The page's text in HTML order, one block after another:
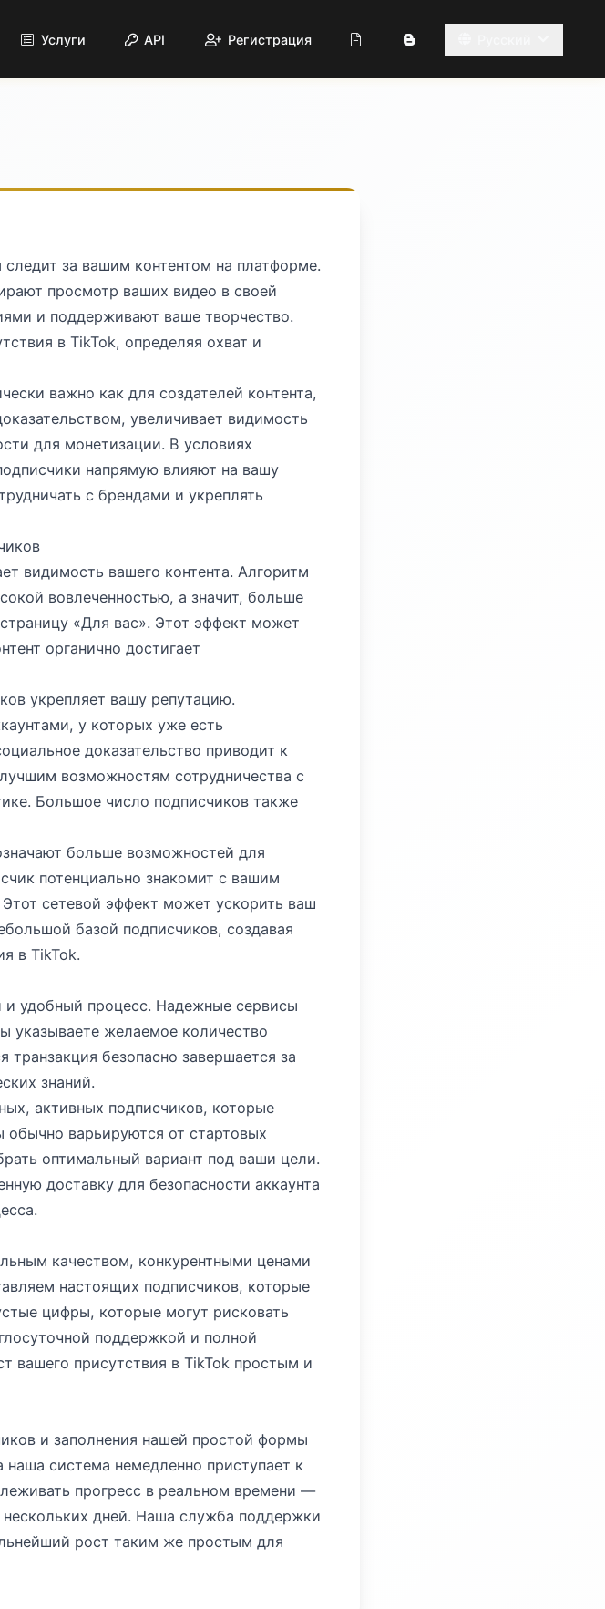
Услуги API Регистрация
за вашим контентом на платформе.
просмотр ваших видео в своей
и поддерживают ваше творчество.
в TikTok, определяя охват и
важно как для создателей контента,
увеличивает видимость
для монетизации. В условиях
напрямую влияют на вашу
с брендами и укреплять
видимость вашего контента. Алгоритм
вовлеченностью, а значит, больше
«Для вас». Этот эффект может
органично достигает
укрепляет вашу репутацию.
у которых уже есть
доказательство приводит к
возможностям сотрудничества с
Большое число подписчиков также
больше возможностей для
потенциально знакомит с вашим
сетевой эффект может ускорить ваш
базой подписчиков, создавая
в TikTok.
удобный процесс. Надежные сервисы
указываете желаемое количество
транзакция безопасно завершается за
знаний.
активных подписчиков, которые
обычно варьируются от стартовых
оптимальный вариант под ваши цели.
доставку для безопасности аккаунта
качеством, конкурентными ценами
настоящих подписчиков, которые
цифры, которые могут рисковать
поддержкой и полной
вашего присутствия в TikTok простым и
и заполнения нашей простой формы
наша система немедленно приступает к
прогресс в реальном времени —
дней. Наша служба поддержки
рост таким же простым для